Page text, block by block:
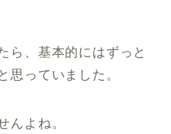
ら、基本的にはずっと
思っていました。
んよね。